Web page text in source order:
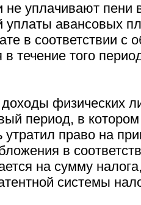
не уплачивают пени
уплаты авансовых
в соответствии с
в течение того
физических
период, в
право на
в
на сумму
системы